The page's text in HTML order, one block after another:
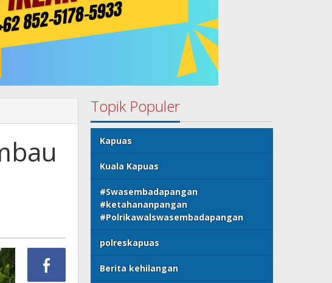
Topik Populer
Kapuas
Kuala Kapuas
#Swasembadapangan
#ketahananpangan
#Polrikawalswasembadapangan
polreskapuas
Berita kehilangan